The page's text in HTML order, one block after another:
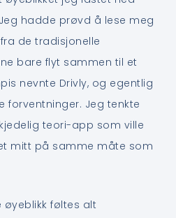
hadde prøvd å lese meg
de tradisjonelle
bare flyt sammen til et
nevnte Drivly, og egentlig
forventninger. Jeg tenkte
teori-app som ville
mitt på samme måte som
øyeblikk føltes alt